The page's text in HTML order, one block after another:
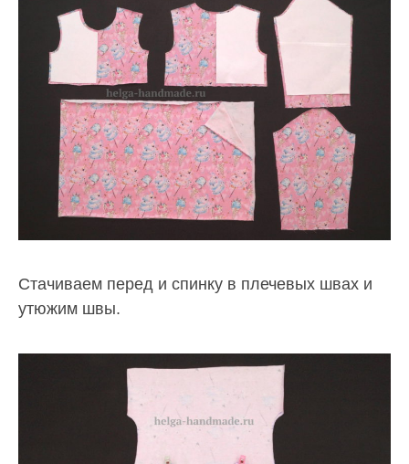
Стачиваем перед и спинку в плечевых швах и
утюжим швы.